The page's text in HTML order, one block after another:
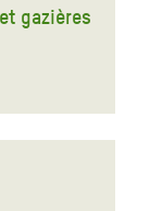
gazières